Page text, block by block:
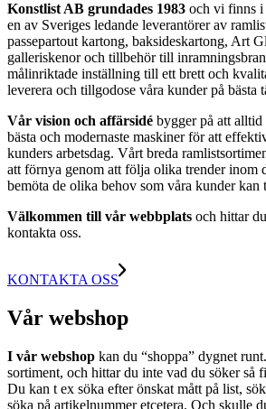
Konstlist AB grundades 1983 och vi finns
en av Sveriges ledande leverantörer av
passepartout kartong, baksideskartong, Art
galleriskenor och tillbehör till
målinriktade inställning till ett brett och
leverera och tillgodose våra kunder på bästa
Vår vision och affärsidé bygger på att alltid
bästa och modernaste maskiner för att
kunders arbetsdag. Vårt breda
att förnya genom att följa olika trender inom
bemöta de olika behov som våra kunder kan
Välkommen till vår webbplats och hittar
kontakta oss.
KONTAKTA OSS
Vår webshop
I vår webshop kan du “shoppa” dygnet
sortiment, och hittar du inte vad du söker så
Du kan t ex söka efter önskat mått på list,
söka på artikelnummer etcetera. Och skulle